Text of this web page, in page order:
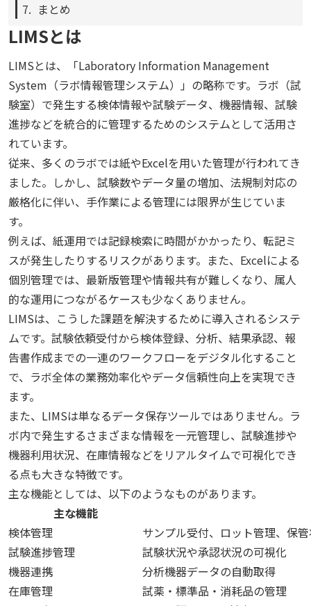
まとめ
LIMSとは
LIMSとは、「Laboratory Information Management
System（ラボ情報管理システム）」の略称です。ラボ（試
験室）で発生する検体情報や試験データ、機器情報、試験
進捗などを統合的に管理するためのシステムとして活用さ
れています。
従来、多くのラボでは紙やExcelを用いた管理が行われてき
ました。しかし、試験数やデータ量の増加、法規制対応の
厳格化に伴い、手作業による管理には限界が生じていま
す。
例えば、紙運用では記録検索に時間がかかったり、転記ミ
スが発生したりするリスクがあります。また、Excelによる
個別管理では、最新版管理や情報共有が難しくなり、属人
的な運用につながるケースも少なくありません。
LIMSは、こうした課題を解決するために導入されるシステ
ムです。試験依頼受付から検体登録、分析、結果承認、報
告書作成までの一連のワークフローをデジタル化すること
で、ラボ全体の業務効率化やデータ信頼性向上を実現でき
ます。
また、LIMSは単なるデータ保存ツールではありません。ラ
ボ内で発生するさまざまな情報を一元管理し、試験進捗や
機器利用状況、在庫情報などをリアルタイムで可視化でき
る点も大きな特徴です。
主な機能としては、以下のようなものがあります。
主な機能
検体管理
サンプル受付、ロット管理、保
試験進捗管理
試験状況や承認状況の可視化
機器連携
分析機器データの自動取得
在庫管理
試薬・標準品・消耗品の管理